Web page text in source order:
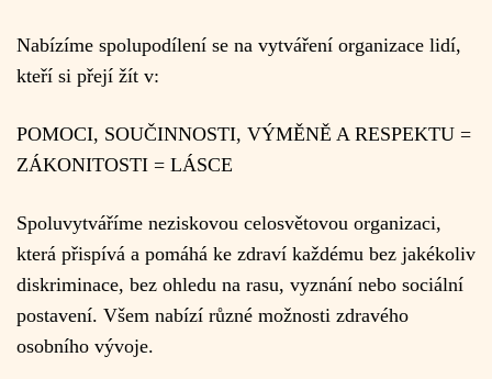
Nabízíme spolupodílení se na vytváření organizace lidí,
kteří si přejí žít v:
POMOCI, SOUČINNOSTI, VÝMĚNĚ A RESPEKTU =
ZÁKONITOSTI = LÁSCE
Spoluvytváříme neziskovou celosvětovou organizaci,
která přispívá a pomáhá ke zdraví každému bez jakékoliv
diskriminace, bez ohledu na rasu, vyznání nebo sociální
postavení. Všem nabízí různé možnosti zdravého
osobního vývoje.